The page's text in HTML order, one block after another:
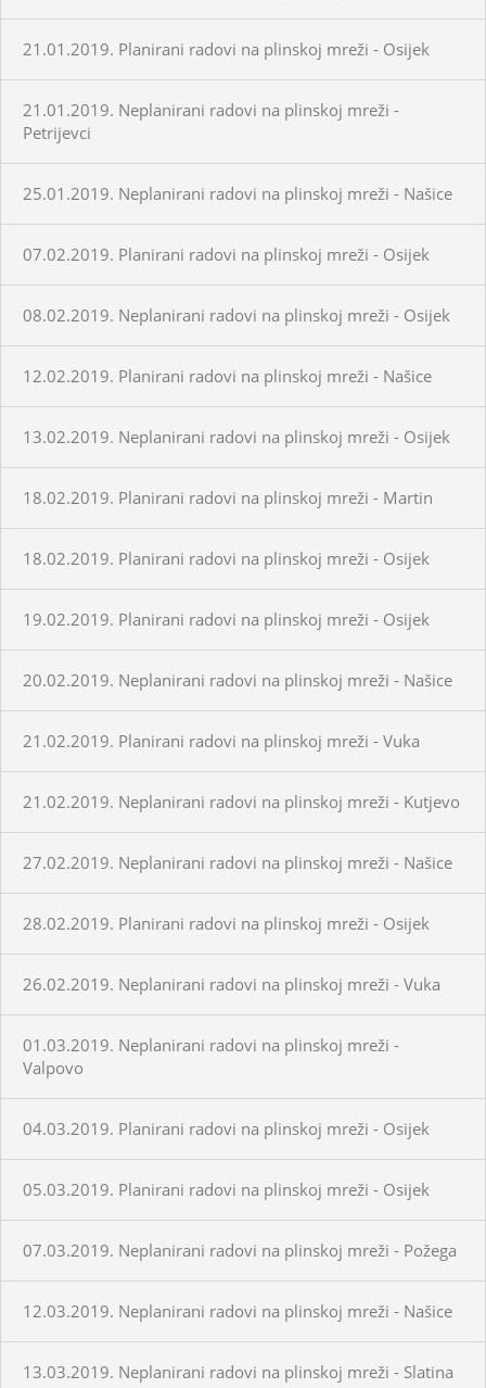
21.01.2019. Planirani radovi na plinskoj mreži - Osijek
21.01.2019. Neplanirani radovi na plinskoj mreži -
Petrijevci
25.01.2019. Neplanirani radovi na plinskoj mreži - Našice
07.02.2019. Planirani radovi na plinskoj mreži - Osijek
08.02.2019. Neplanirani radovi na plinskoj mreži - Osijek
12.02.2019. Planirani radovi na plinskoj mreži - Našice
13.02.2019. Neplanirani radovi na plinskoj mreži - Osijek
18.02.2019. Planirani radovi na plinskoj mreži - Martin
18.02.2019. Planirani radovi na plinskoj mreži - Osijek
19.02.2019. Planirani radovi na plinskoj mreži - Osijek
20.02.2019. Neplanirani radovi na plinskoj mreži - Našice
21.02.2019. Planirani radovi na plinskoj mreži - Vuka
21.02.2019. Neplanirani radovi na plinskoj mreži - Kutjevo
27.02.2019. Neplanirani radovi na plinskoj mreži - Našice
28.02.2019. Planirani radovi na plinskoj mreži - Osijek
26.02.2019. Neplanirani radovi na plinskoj mreži - Vuka
01.03.2019. Neplanirani radovi na plinskoj mreži -
Valpovo
04.03.2019. Planirani radovi na plinskoj mreži - Osijek
05.03.2019. Planirani radovi na plinskoj mreži - Osijek
07.03.2019. Neplanirani radovi na plinskoj mreži - Požega
12.03.2019. Neplanirani radovi na plinskoj mreži - Našice
13.03.2019. Neplanirani radovi na plinskoj mreži - Slatina